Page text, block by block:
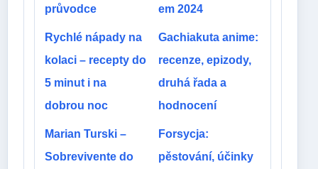
průvodce
em 2024
Rychlé nápady na
kolaci – recepty do
5 minut i na
dobrou noc
Gachiakuta anime:
recenze, epizody,
druhá řada a
hodnocení
Marian Turski –
Sobrevivente do
Forsycja:
pěstování, účinky